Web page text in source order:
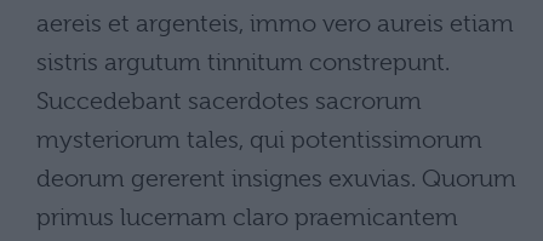
aereis et argenteis, immo vero aureis etiam
sistris argutum tinnitum constrepunt.
Succedebant sacerdotes sacrorum
mysteriorum tales, qui potentissimorum
deorum gererent insignes exuvias. Quorum
primus lucernam claro praemicantem